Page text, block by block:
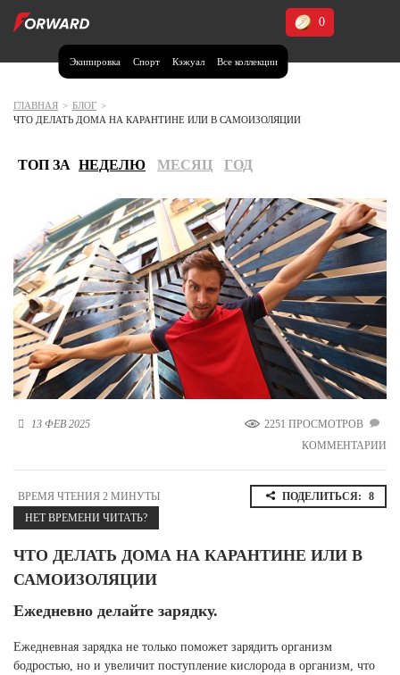
Экипировка Спорт Кэжуал Все коллекции
0
Москва и МО
Иркутская область (2)
Калининградская область (1)
Кемеровская область (2)
Краснодарский край (5)
Красноярский край (5)
Курская область (1)
Москва и МО (14)
Нижегородская область (1)
Республика Крым (1)
Республика Татарстан (2)
Санкт-Петербург и ЛО (3)
Саратовская область (1)
Северная Осетия (2)
Смоленская область (1)
ГЛАВНАЯ > БЛОГ >
ЧТО ДЕЛАТЬ ДОМА НА КАРАНТИНЕ ИЛИ В САМОИЗОЛЯЦИИ
ТОП ЗА НЕДЕЛЮ МЕСЯЦ ГОД
13 ФЕВ 2025
2251 ПРОСМОТРОВ
КОММЕНТАРИИ
ВРЕМЯ ЧТЕНИЯ 2 МИНУТЫ
НЕТ ВРЕМЕНИ ЧИТАТЬ?
ПОДЕЛИТЬСЯ: 8
ЧТО ДЕЛАТЬ ДОМА НА КАРАНТИНЕ ИЛИ В
САМОИЗОЛЯЦИИ
Ежедневно делайте зарядку.
Ежедневная зарядка не только поможет зарядить организм
бодростью, но и увеличит поступление кислорода в организм, что